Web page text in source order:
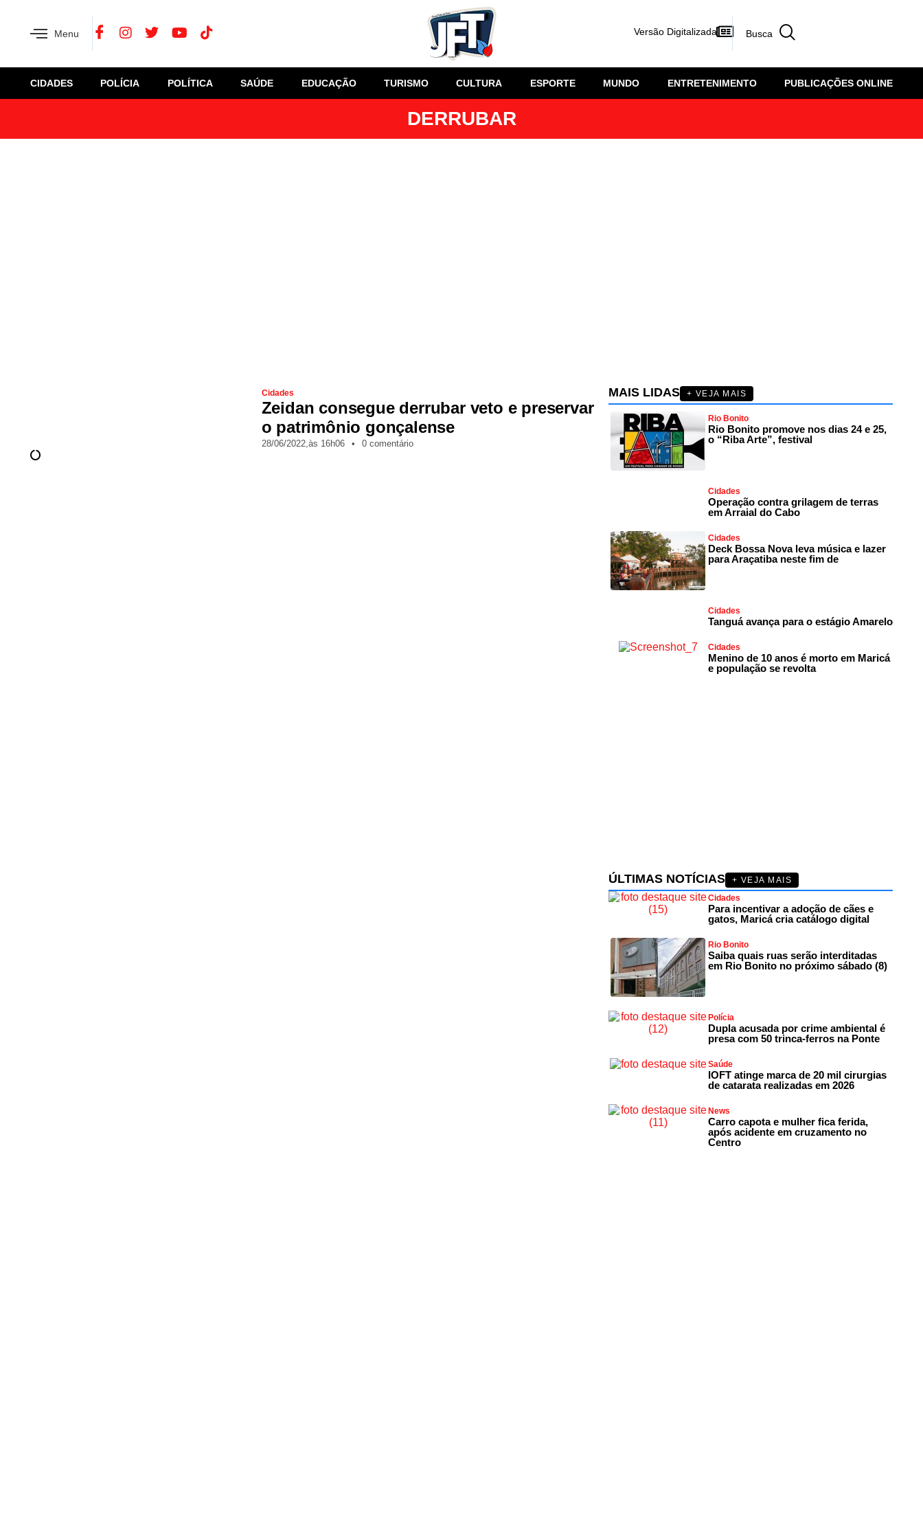
Menu Versão Digitalizada
CIDADES POLÍCIA POLÍTICA SAÚDE EDUCAÇÃO TURISMO CULTURA ESPORTE MUNDO ENTRETENIMENTO PUBLICAÇÕES ONLINE
DERRUBAR
Cidades
Zeidan consegue derrubar veto e preservar
o patrimônio gonçalense
28/06/2022,às 16h06 • 0 comentário
MAIS LIDAS + VEJA MAIS
Rio Bonito
Rio Bonito promove nos dias 24 e 25,
o “Riba Arte”, festival
Cidades
Operação contra grilagem de terras
em Arraial do Cabo
Cidades
Deck Bossa Nova leva música e lazer
para Araçatiba neste fim de
Cidades
Tanguá avança para o estágio Amarelo
Cidades
Menino de 10 anos é morto em Maricá
e população se revolta
ÚLTIMAS NOTÍCIAS
+ VEJA MAIS
Cidades
Para incentivar a adoção de cães e
gatos, Maricá cria catálogo digital
Rio Bonito
Saiba quais ruas serão interditadas
em Rio Bonito no próximo sábado (8)
Polícia
Dupla acusada por crime ambiental é
presa com 50 trinca-ferros na Ponte
Saúde
IOFT atinge marca de 20 mil cirurgias
de catarata realizadas em 2026
News
Carro capota e mulher fica ferida,
após acidente em cruzamento no
Centro